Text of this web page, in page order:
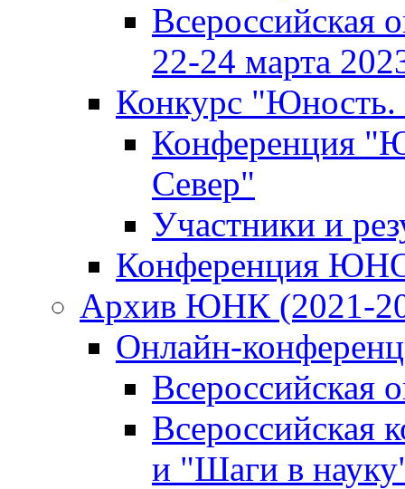
Всероссийская
22-24 марта
Конкурс "Юность.
Конференция
Север"
Участники и
Конференция
Архив ЮНК (2021-
Онлайн-
Всероссийская
и "Шаги в